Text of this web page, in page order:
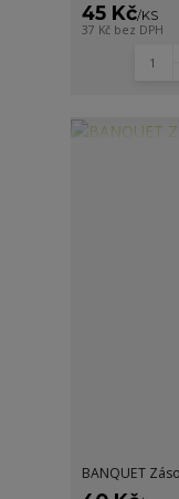
45 Kč/KS
37 Kč bez DPH
BANQUET